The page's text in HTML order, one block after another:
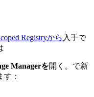
Registryから 入手で
Managerを開く。で新
す：